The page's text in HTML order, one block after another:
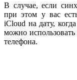
В случае, если
при этом у вас
iCloud на дату,
можно использовать
телефона.